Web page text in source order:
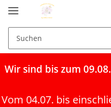
Wir sind bis zum
Vom 04.07. bis